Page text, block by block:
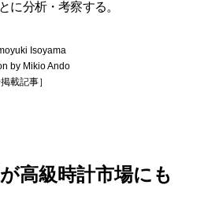
に分析・考察する。
Isoyama
by Mikio Ando
載記事］
高級時計市場にも